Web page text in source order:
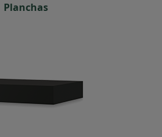
Planchas